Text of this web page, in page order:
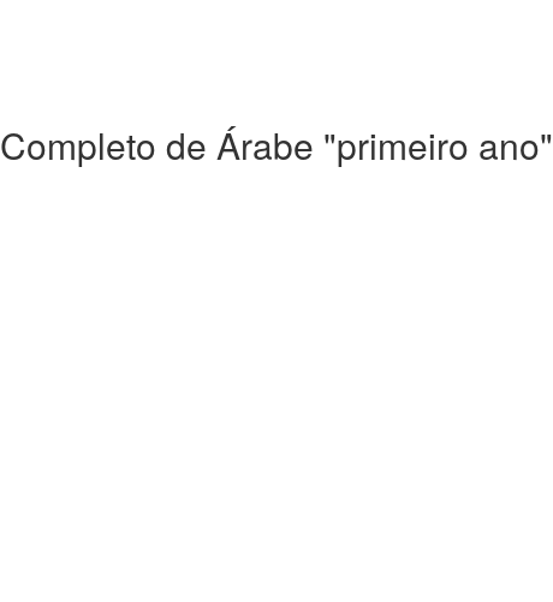
de Árabe "primeiro ano"